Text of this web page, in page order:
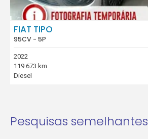
FIAT TIPO
95CV - 5P
2022
119.673 km
Diesel
Pesquisas semelhantes